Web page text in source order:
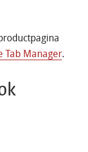
Tab Manager.